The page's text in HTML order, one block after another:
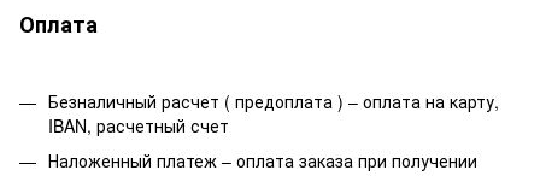
Оплата
Безналичный расчет ( предоплата ) – оплата на карту,
IBAN, расчетный счет
Наложенный платеж – оплата заказа при получении